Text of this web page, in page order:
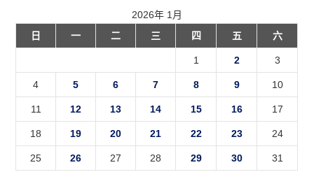
2026年 1月
日
一 二 三 四 五 六
1 2 3
4 5 6 7 8 9 10
11 12 13 14 15 16 17
18 19 20 21 22 23 24
25 26 27 28 29 30
31